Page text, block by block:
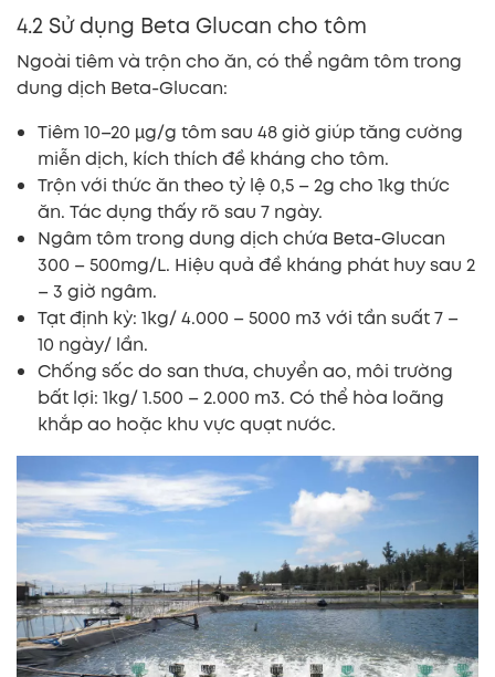
4.2 Sử dụng Beta Glucan cho tôm
Ngoài tiêm và trộn cho ăn, có thể ngâm tôm trong
dung dịch Beta-Glucan:
Tiêm 10–20 µg/g tôm sau 48 giờ giúp tăng cường
miễn dịch, kích thích đề kháng cho tôm.
Trộn với thức ăn theo tỷ lệ 0,5 – 2g cho 1kg thức
ăn. Tác dụng thấy rõ sau 7 ngày.
Ngâm tôm trong dung dịch chứa Beta-Glucan
300 – 500mg/L. Hiệu quả đề kháng phát huy sau 2
– 3 giờ ngâm.
Tạt định kỳ: 1kg/ 4.000 – 5000 m3 với tần suất 7 –
10 ngày/ lần.
Chống sốc do san thưa, chuyển ao, môi trường
bất lợi: 1kg/ 1.500 – 2.000 m3. Có thể hòa loãng
khắp ao hoặc khu vực quạt nước.